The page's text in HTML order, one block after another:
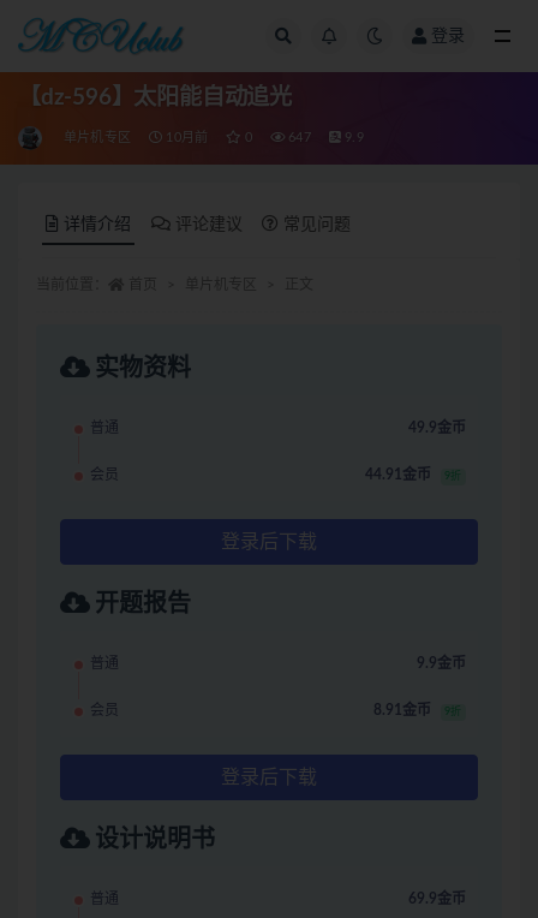
登录
【dz-596】太阳能自动追光
单片机专区 10月前 0 647 9.9
详情介绍 评论建议 常见问题
实物资料
普通 49.9金币
会员 44.91金币 9折
登录后下载
开题报告
普通 9.9金币
会员 8.91金币 9折
登录后下载
设计说明书
普通 69.9金币